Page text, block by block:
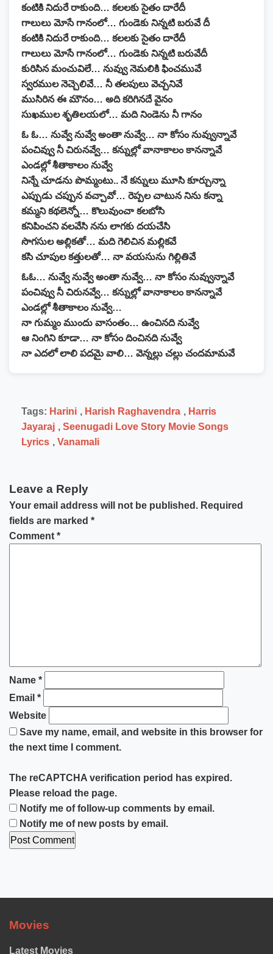
కంటికి నిదురే రాకుంది… కలలకు సైతం దారేదీ
గాలులు మోసే గానంలో… గుండెకు నిన్నటి బరువే దీ
కంటికి నిదురే రాకుంది… కలలకు సైతం దారేదీ
గాలులు మోసే గానంలో… గుండెకు నిన్నటి బరువేదీ
కురిసిన మంచువిలే… నువ్వు నెమలికి ఫించమువే
స్వరముల నెచ్చెలివే… నీ తలపులు వెచ్చనివే
ముసిరిన ఈ మౌనం… అది కరిగినదే వైనం
సుఖముల శృతిలయలో… మది నిండెను నీ గానం
ఓ ఓ… నువ్వే నువ్వే అంతా నువ్వే… నా కోసం నువ్వున్నావే
పంచివ్వు నీ చిరునవ్వే… కన్నుల్లో వానాకాలం కానన్నావే
ఎండల్లో శీతాకాలం నువ్వే
నిన్నే చూడను పొమ్మంటు.. నే కన్నులు మూసి కూర్చున్నా
ఎప్పుడు చప్పున వచ్చావో… రెప్పల చాటున నిను కన్నా
కమ్మని కథలెన్నో… కొలువుంచా కలబోసి
కనిపించని వలవేసి నను లాగకు దయచేసి
సొగసుల అల్లికతో… మది గెలిచిన మల్లికవే
కసి చూపుల కత్తులతో… నా వయసును గిల్లితివే
ఓఓ… నువ్వే నువ్వే అంతా నువ్వే… నా కోసం నువ్వున్నావే
పంచివ్వు నీ చిరునవ్వే… కన్నుల్లో వానాకాలం కానన్నావే
ఎండల్లో శీతాకాలం నువ్వే…
నా గుమ్మం ముందు వాసంతం… ఉంచినది నువ్వే
ఆ నింగిని కూడా… నా కోసం దించినది నువ్వే
నా ఎదలో లాలి పదమై వాలి… వెన్నల్లు చల్లు చందమామవే
Tags: Harini , Harish Raghavendra , Harris
Jayaraj , Seenugadi Love Story Movie Songs
Lyrics , Vanamali
Leave a Reply
Your email address will not be published. Required
fields are marked *
Comment *
Name *
Email *
Website
Save my name, email, and website in this browser for
the next time I comment.
The reCAPTCHA verification period has expired.
Please reload the page.
Notify me of follow-up comments by email.
Notify me of new posts by email.
Movies
Latest Movies